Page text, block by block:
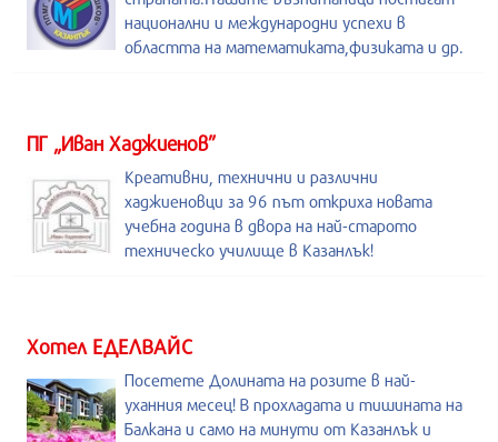
национални и международни успехи в
областта на математиката,физиката и др.
ПГ „Иван Хаджиенов”
Креативни, технични и различни
хаджиеновци за 96 път откриха новата
учебна година в двора на най-старото
техническо училище в Казанлък!
Хотел ЕДЕЛВАЙС
Посетете Долината на розите в най-
уханния месец! В прохладата и тишината на
Балкана и само на минути от Казанлък и